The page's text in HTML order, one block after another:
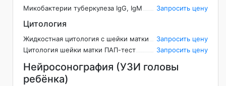
Микобактерии туберкулеза IgG, IgM Запросить цену
Цитология
Жидкостная цитология с шейки матки
Запросить цену
Цитология шейки матки ПАП-тест
Запросить цену
Нейросонография (УЗИ головы
ребёнка)